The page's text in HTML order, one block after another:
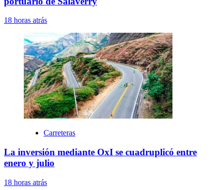
18 horas atrás
Carreteras
La inversión mediante OxI se cuadruplicó entre
enero y julio
18 horas atrás